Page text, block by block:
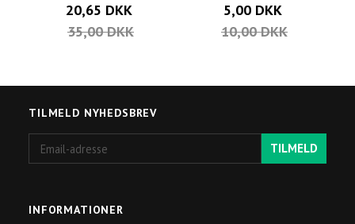
20,65 DKK
35,00 DKK
5,00 DKK
10,00 DKK
TILMELD NYHEDSBREV
adresse
TILMELD
INFORMATIONER